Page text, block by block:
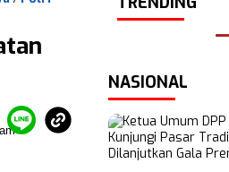
NASIONAL